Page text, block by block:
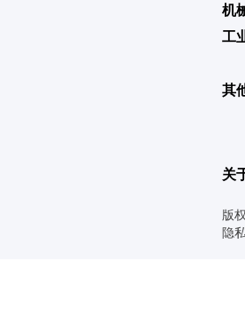
机
工
其
关
版
隐